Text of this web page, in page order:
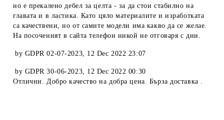
но е прекалено дебел за целта - за да стои стабилно на
главата и в ластика. Като цяло материалите и изработката
са качествени, но от самите модели има какво да се желае.
На посоченият в сайта телефон никой не отговаря с дни.
by GDPR 02-07-2023, 12 Dec 2022 23:07
by GDPR 30-06-2023, 12 Dec 2022 00:30
Отлични. Добро качество на добра цена. Бърза доставка .